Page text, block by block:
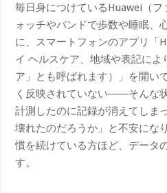
毎日身につけているHuawei（
ォッチやバンドで歩数や睡眠、
に、スマートフォンのアプリ「
イ ヘルスケア、地域や表記に
ア」とも呼ばれます）」を開い
く反映されていない――そんな
計測したのに記録が消えてしま
壊れたのだろうか」と不安にな
慣を続けている方ほど、データ
す。